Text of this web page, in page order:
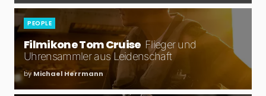
PEOPLE
Filmikone Tom Cruise Flieger und
Uhrensammler aus Leidenschaft
by Michael Herrmann